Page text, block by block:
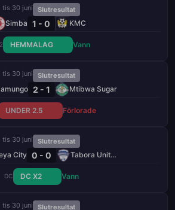
tis 30 juni Slutresultat
Simba 1 - 0 KMC
HEMMALAG Vann
tis 30 juni Slutresultat
2 - 1 Mtibwa Sugar
UNDER 2.5 Förlorade
tis 30 juni Slutresultat
City 0 - 0 Tabora United
DC DC X2 Vann
tis 30 juni Slutresultat